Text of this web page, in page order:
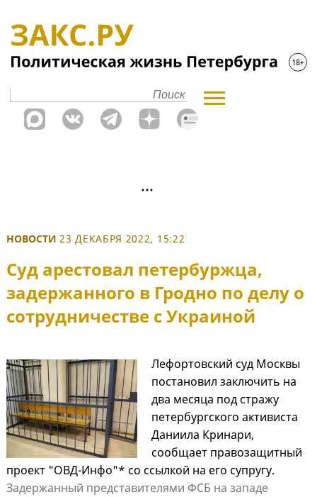
НОВОСТИ 23 ДЕКАБРЯ 2022, 15:22
Суд арестовал петербуржца,
задержанного в Гродно по делу о
сотрудничестве с Украиной
Лефортовский суд Москвы
постановил заключить на
два месяца под стражу
петербургского активиста
Даниила Кринари,
сообщает правозащитный
проект "ОВД-Инфо"* со ссылкой на его супругу.
Задержанный представителями ФСБ на западе